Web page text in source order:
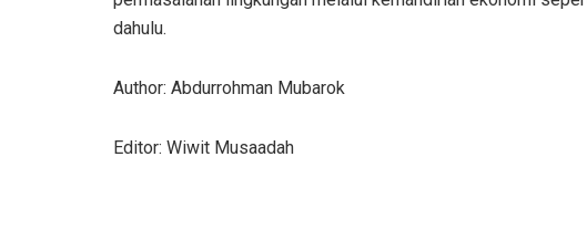
dahulu.
Author: Abdurrohman Mubarok
Editor: Wiwit Musaadah